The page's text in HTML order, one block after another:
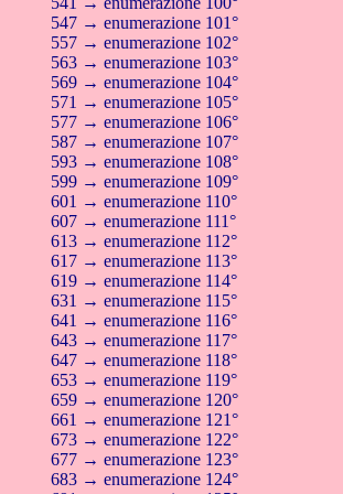
547 → enumerazione 101°
557 → enumerazione 102°
563 → enumerazione 103°
569 → enumerazione 104°
571 → enumerazione 105°
577 → enumerazione 106°
587 → enumerazione 107°
593 → enumerazione 108°
599 → enumerazione 109°
601 → enumerazione 110°
607 → enumerazione 111°
613 → enumerazione 112°
617 → enumerazione 113°
619 → enumerazione 114°
631 → enumerazione 115°
641 → enumerazione 116°
643 → enumerazione 117°
647 → enumerazione 118°
653 → enumerazione 119°
659 → enumerazione 120°
661 → enumerazione 121°
673 → enumerazione 122°
677 → enumerazione 123°
683 → enumerazione 124°